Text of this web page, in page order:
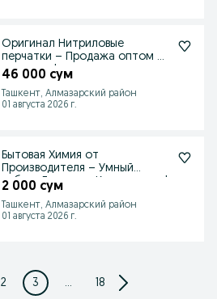
Оригинал Нитриловые
перчатки – Продажа оптом и
в розницу!
46 000 сум
Ташкент, Алмазарский район
01 августа 2026 г.
Бытовая Химия от
Производителя – Умный
выбор: Дешево и Качественно!
2 000 сум
Ташкент, Алмазарский район
01 августа 2026 г.
2 3 ... 18